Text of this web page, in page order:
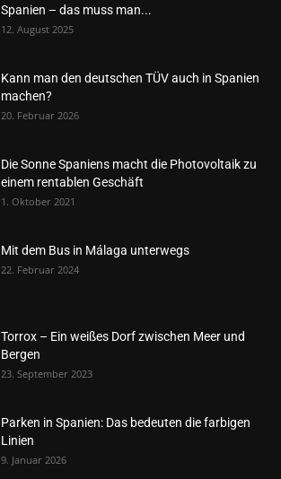
Spanien – das muss man...
12. August 2025
Kann man den deutschen TÜV auch in Spanien
machen?
20. Februar 2026
Die Sonne Spaniens macht die Photovoltaik zu
einem rentablen Geschäft
1. Oktober 2021
Mit dem Bus in Málaga unterwegs
22. Februar 2024
Torrox – Ein weißes Dorf zwischen Meer und
Bergen
23. September 2023
Parken in Spanien: Das bedeuten die farbigen
Linien
9. Januar 2026